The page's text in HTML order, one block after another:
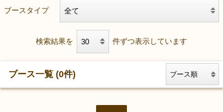
ブースタイプ
検索結果を 件ずつ表示しています
ブース一覧 (0件)